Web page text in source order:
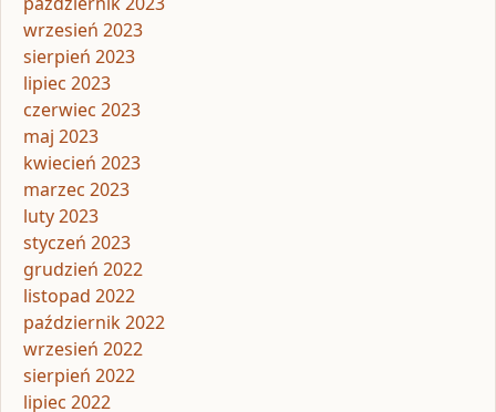
wrzesień 2023
sierpień 2023
lipiec 2023
czerwiec 2023
maj 2023
kwiecień 2023
marzec 2023
luty 2023
styczeń 2023
grudzień 2022
listopad 2022
październik 2022
wrzesień 2022
sierpień 2022
lipiec 2022